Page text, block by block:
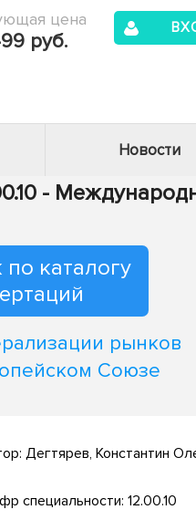
цена
руб.
Новости
-
каталогу
рынков
Союзе
Дегтярев, Константин
специальности: 12.00.10